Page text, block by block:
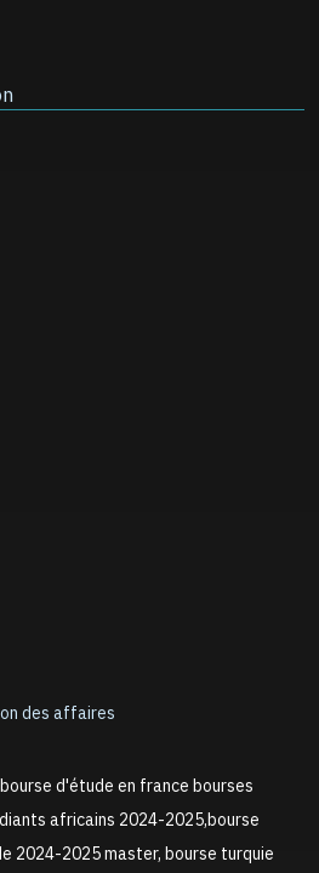
des affaires
d'étude en france bourses
africains 2024-2025,bourse
2024-2025 master, bourse turquie